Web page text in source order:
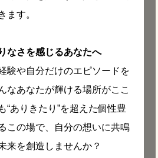
ます。
なさを感じるあなたへ
験や自分だけのエピソードを
なあなたが輝ける場所がここ
“ありきたり”を超えた個性豊
この場で、自分の想いに共鳴
来を創造しませんか？